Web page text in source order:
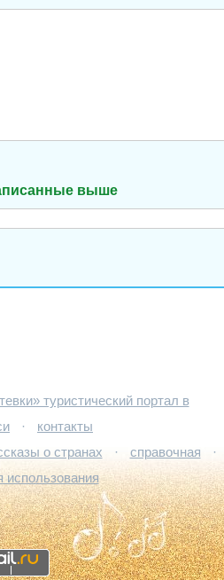
выше
туристический портал в
·
контакты
о странах · справочная
·
использования